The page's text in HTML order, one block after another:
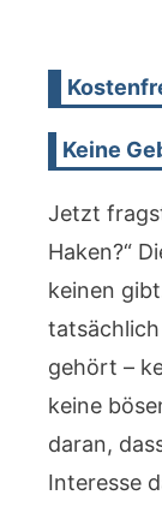
Keine
Jetzt
Haken?“
keinen
gehört –
keine
daran,
Interesse